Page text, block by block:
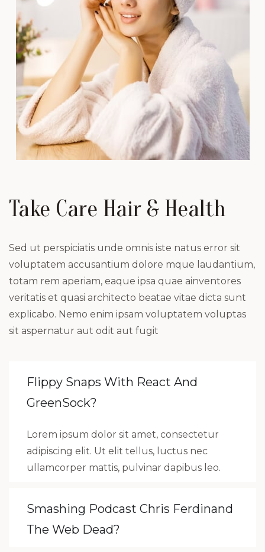
Take Care Hair & Health
Sed ut perspiciatis unde omnis iste natus error sit
voluptatem accusantium dolore mque laudantium,
totam rem aperiam, eaque ipsa quae ainventores
veritatis et quasi architecto beatae vitae dicta sunt
explicabo. Nemo enim ipsam voluptatem voluptas
sit aspernatur aut odit aut fugit
Flippy Snaps With React And
GreenSock?
Lorem ipsum dolor sit amet, consectetur
adipiscing elit. Ut elit tellus, luctus nec
ullamcorper mattis, pulvinar dapibus leo.
Smashing Podcast Chris Ferdinand
The Web Dead?